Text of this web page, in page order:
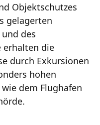
Objektschutzes
gelagerten
des
erhalten die
durch Exkursionen
hohen
dem Flughafen